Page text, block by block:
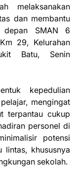
melaksanakan
dan membantu
depan SMAN 6
29, Kelurahan
Batu, Senin
kepedulian
mengingat
terpantau cukup
personel di
potensi
lintas, khususnya
sekolah.